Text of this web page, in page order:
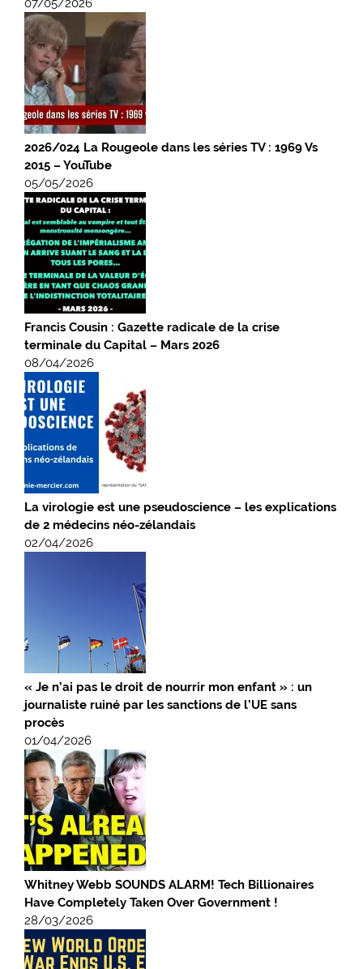
07/05/2026
2026/024 La Rougeole dans les séries TV : 1969 Vs
2015 – YouTube
05/05/2026
Francis Cousin : Gazette radicale de la crise
terminale du Capital – Mars 2026
08/04/2026
La virologie est une pseudoscience – les explications
de 2 médecins néo-zélandais
02/04/2026
« Je n’ai pas le droit de nourrir mon enfant » : un
journaliste ruiné par les sanctions de l’UE sans
procès
01/04/2026
Whitney Webb SOUNDS ALARM! Tech Billionaires
Have Completely Taken Over Government !
28/03/2026